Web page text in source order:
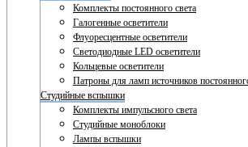
Комплекты постоянного света
Галогенные осветители
Флуоресцентные осветители
Светодиодные LED осветители
Кольцевые осветители
Патроны для ламп источников
Студийные вспышки
Комплекты импульсного света
Студийные моноблоки
Лампы вспышки